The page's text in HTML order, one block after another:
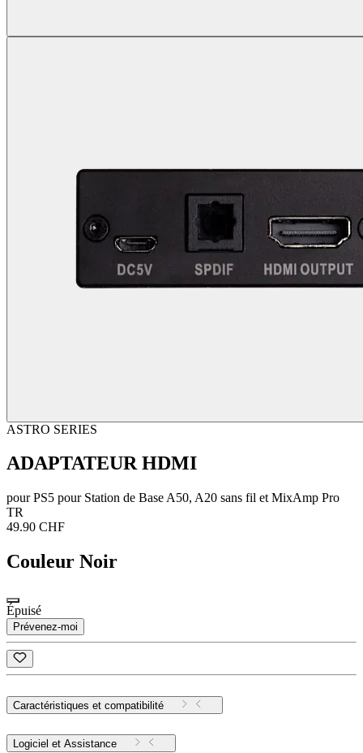
ASTRO SERIES
ADAPTATEUR HDMI
pour PS5 pour Station de Base A50, A20 sans fil et MixAmp Pro
TR
49.90 CHF
Couleur Noir
Épuisé
Prévenez-moi
Caractéristiques et compatibilité
Logiciel et Assistance